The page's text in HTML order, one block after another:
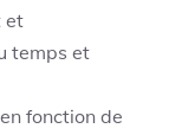
et
temps et
en fonction de